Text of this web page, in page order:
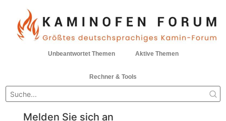
Unbeantwortet Themen Aktive Themen
Rechner & Tools
Melden Sie sich an